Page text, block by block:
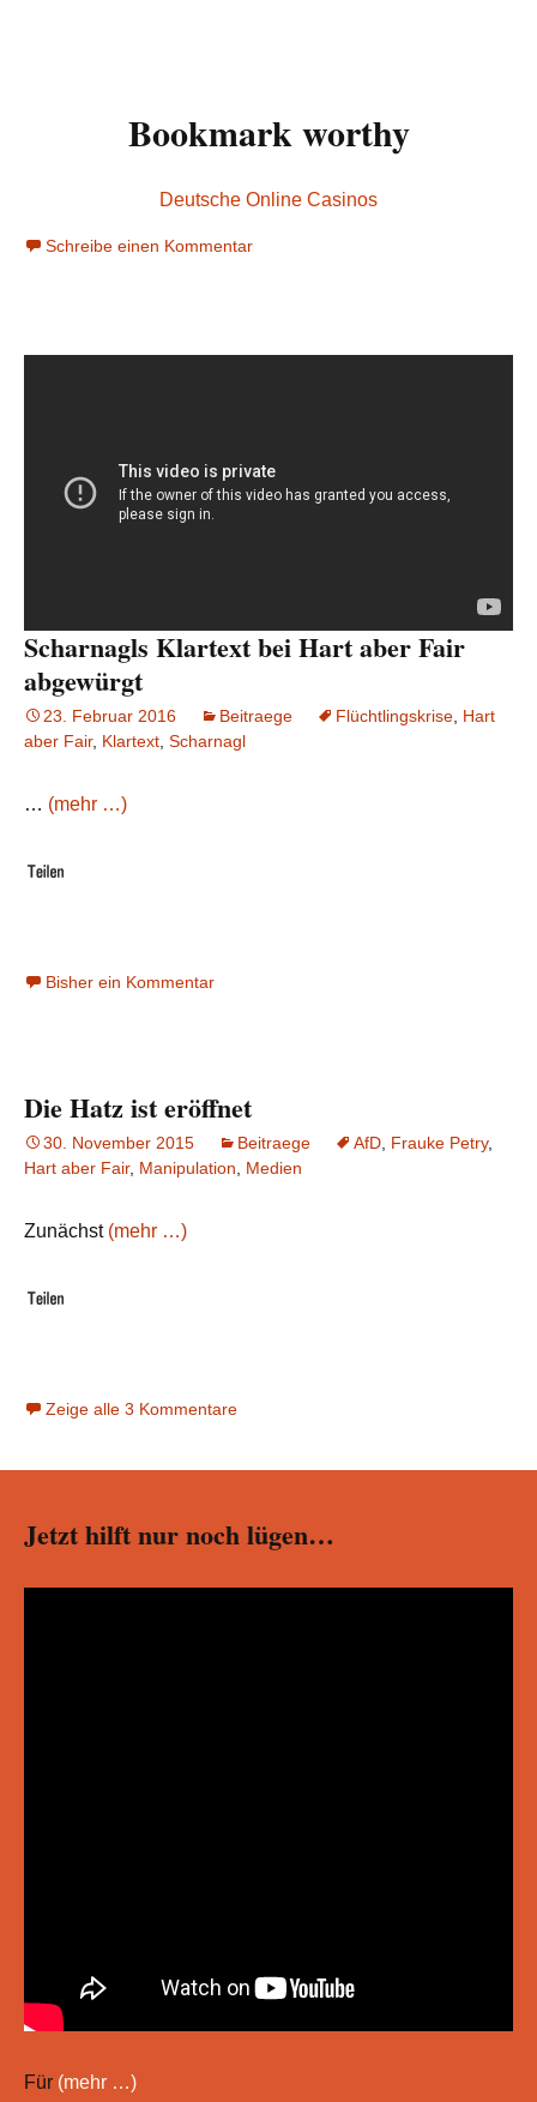
Bookmark worthy
Deutsche Online Casinos
Schreibe einen Kommentar
Scharnagls Klartext bei Hart aber Fair
abgewürgt
23. Februar 2016 Beitraege Flüchtlingskrise Hart
aber Fair, Klartext Scharnagl
… (mehr …)
Bisher ein Kommentar
Die Hatz ist eröffnet
30. November 2015 Beitraege AfD Frauke Petry,
Hart aber Fair, Manipulation Medien
Zunächst (mehr …)
Zeige alle 3 Kommentare
Jetzt hilft nur noch lügen…
Für (mehr …)